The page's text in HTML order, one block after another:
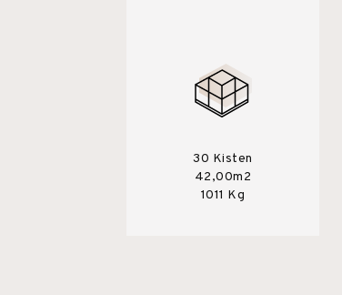
30 Kisten
42,00m2
1011 Kg